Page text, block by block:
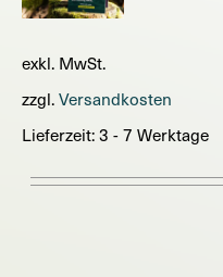
exkl. MwSt.
zzgl.Versandkosten
Lieferzeit:3 - 7 Werktage